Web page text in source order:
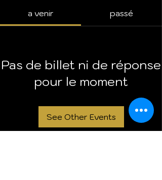
a venir passé
Pas de billet ni de réponse
pour le moment
See Other Events